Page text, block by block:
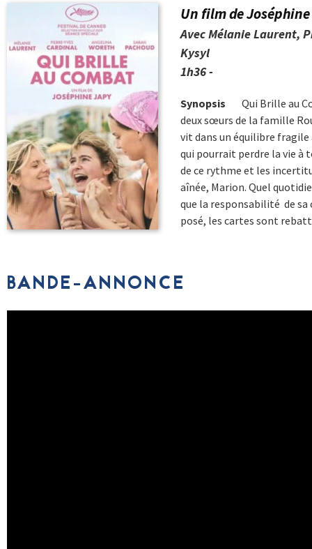
Un film de
Avec Mélanie Laurent,
Kysyl
1h36 -
Synopsis
Qui Brille au
deux sœurs de la famille
vit dans un équilibre fragile
qui pourrait perdre la vie à
de ce rythme et les
aînée, Marion. Quel
que la responsabilité ​ de
posé, les cartes sont
BANDE-ANNONCE